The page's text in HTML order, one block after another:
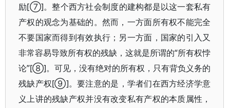
励[⑦]。整个西方社会制度的建构都是以这一套私有
产权的观念为基础的。然而，一方面所有权不能完全
不要国家而得到有效执行；另一方面，国家的引入又
非常容易导致所有权的残缺，这就是所谓的“所有权悖
论”[⑧]。可见，没有绝对的所有权，只有背负义务的
残缺产权[⑨]。要注意的是，学者们在西方经济学意
义上讲的残缺产权并没有改变私有产权的本质属性，